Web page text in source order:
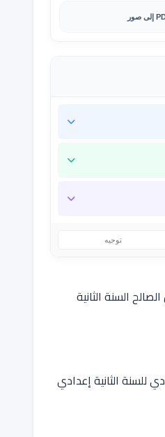
توجيه
السنة الثانية
للسنة الثانية إعدادي